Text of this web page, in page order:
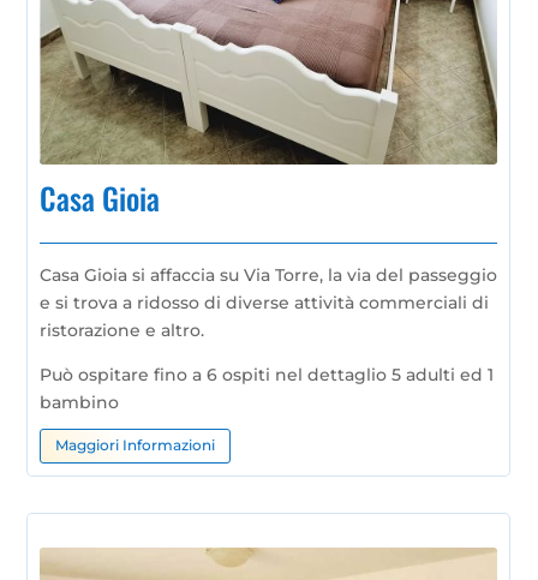
Casa Gioia
Casa Gioia si affaccia su Via Torre, la via del passeggio
e si trova a ridosso di diverse attività commerciali di
ristorazione e altro.
Può ospitare fino a 6 ospiti nel dettaglio 5 adulti ed 1
bambino
Maggiori Informazioni